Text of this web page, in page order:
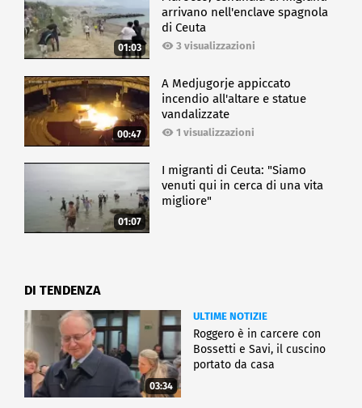
01:03
arrivano nell'enclave spagnola
di Ceuta
3 visualizzazioni
00:47
A Medjugorje appiccato
incendio all'altare e statue
vandalizzate
1 visualizzazioni
01:07
I migranti di Ceuta: "Siamo
venuti qui in cerca di una vita
migliore"
DI TENDENZA
03:34
ULTIME NOTIZIE
Roggero è in carcere con
Bossetti e Savi, il cuscino
portato da casa